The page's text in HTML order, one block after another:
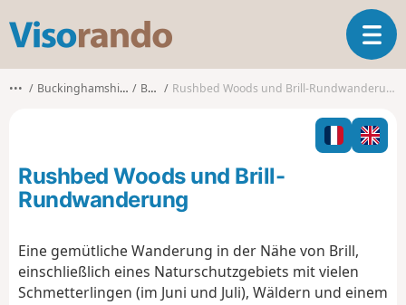
s
o
o
T
o
l
e
n
i
••• Buckinghamshire Brill Rushbed Woods und Brill-Rundwanderung
Rushbed Woods und Brill-
Rundwanderung
Eine gemütliche Wanderung in der Nähe von Brill,
einschließlich eines Naturschutzgebiets mit vielen
Schmetterlingen (im Juni und Juli), Wäldern und einem